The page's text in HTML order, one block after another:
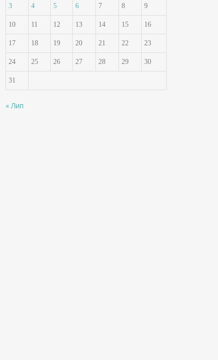
3 4 5 6 7 8 9
10 11 12 13 14 15 16
17 18 19 20 21 22 23
24 25 26 27 28 29 30
31
« Лип